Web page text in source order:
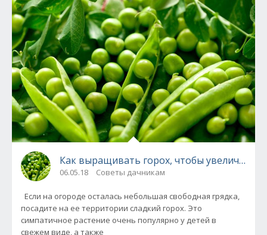
Как выращивать горох, чтобы увеличить
06.05.18 Советы дачникам
Если на огороде осталась небольшая свободная грядка,
посадите на ее территории сладкий горох. Это
симпатичное растение очень популярно у детей в
свежем виде, а также